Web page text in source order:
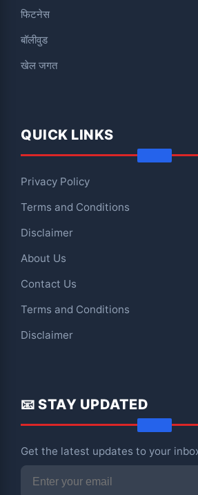
फिटनेस
बॉलीवुड
खेल जगत
QUICK LINKS
Privacy Policy
Terms and Conditions
Disclaimer
About Us
Contact Us
Terms and Conditions
Disclaimer
📧 STAY UPDATED
Get the latest updates to your